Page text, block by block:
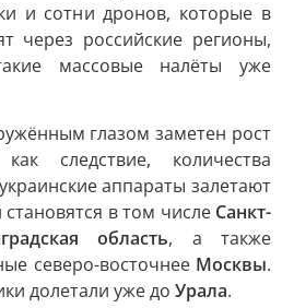
и сотни дронов, которые в
через российские регионы,
массовые налёты уже
глазом заметен рост
следствие, количества
аппараты залетают
в том числе Санкт-
область, а также
северо-восточнее Москвы.
долетали уже до Урала.